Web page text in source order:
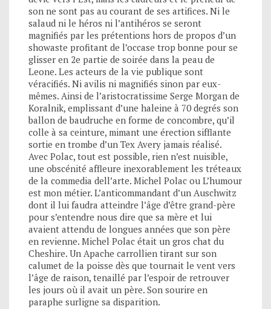
son ne sont pas au courant de ses artifices. Ni le
salaud ni le héros ni l’antihéros se seront
magnifiés par les prétentions hors de propos d’un
showaste profitant de l’occase trop bonne pour se
glisser en 2e partie de soirée dans la peau de
Leone. Les acteurs de la vie publique sont
véracifiés. Ni avilis ni magnifiés sinon par eux-
mêmes. Ainsi de l’aristocratissime Serge Morgan de
Koralnik, emplissant d’une haleine à 70 degrés son
ballon de baudruche en forme de concombre, qu’il
colle à sa ceinture, mimant une érection sifflante
sortie en trombe d’un Tex Avery jamais réalisé.
Avec Polac, tout est possible, rien n’est nuisible,
une obscénité affleure inexorablement les tréteaux
de la commedia dell’arte. Michel Polac ou L’humour
est mon métier. L’anticommandant d’un Auschwitz
dont il lui faudra atteindre l’âge d’être grand-père
pour s’entendre nous dire que sa mère et lui
avaient attendu de longues années que son père
en revienne. Michel Polac était un gros chat du
Cheshire. Un Apache carrollien tirant sur son
calumet de la poisse dès que tournait le vent vers
l’âge de raison, tenaillé par l’espoir de retrouver
les jours où il avait un père. Son sourire en
paraphe surligne sa disparition.